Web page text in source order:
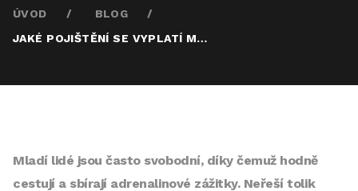
ÚVOD
BLOG
JAKÉ POJIŠTĚNÍ SE VYPLATÍ MLADÝM LIDEM?
Mladí lidé jsou často svobodní, díky čemuž hodně
cestují a sbírají adrenalinové zážitky. Neřeší tolik